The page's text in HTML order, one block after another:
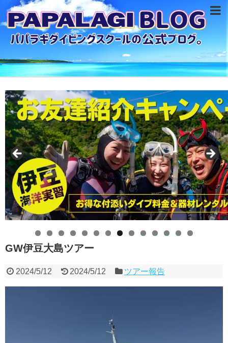
0 1 2 3 4
GW伊豆大島ツアー
2024/5/12 2024/5/12 ツアー報告